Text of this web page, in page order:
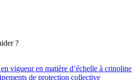
?
vigueur en matière d’échelle à crinoline
de protection collective